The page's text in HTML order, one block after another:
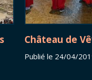
Château de
Publié le 24/04/